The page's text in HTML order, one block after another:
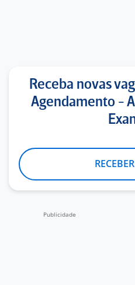
Receba novas
Agendamento -